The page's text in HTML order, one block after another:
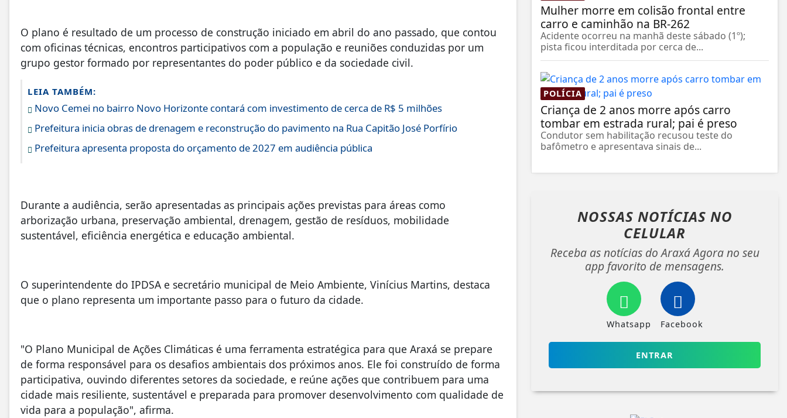
O plano é resultado de um processo de construção iniciado em abril do ano passado, que contou
com oficinas técnicas, encontros participativos com a população e reuniões conduzidas por um
grupo gestor formado por representantes do poder público e da sociedade civil.
LEIA TAMBÉM:
Novo Cemei no bairro Novo Horizonte contará com investimento de cerca de R$ 5 milhões
Prefeitura inicia obras de drenagem e reconstrução do pavimento na Rua Capitão José Porfírio
Prefeitura apresenta proposta do orçamento de 2027 em audiência pública
Durante a audiência, serão apresentadas as principais ações previstas para áreas como
arborização urbana, preservação ambiental, drenagem, gestão de resíduos, mobilidade
sustentável, eficiência energética e educação ambiental.
O superintendente do IPDSA e secretário municipal de Meio Ambiente, Vinícius Martins, destaca
que o plano representa um importante passo para o futuro da cidade.
"O Plano Municipal de Ações Climáticas é uma ferramenta estratégica para que Araxá se prepare
de forma responsável para os desafios ambientais dos próximos anos. Ele foi construído de forma
participativa, ouvindo diferentes setores da sociedade, e reúne ações que contribuem para uma
cidade mais resiliente, sustentável e preparada para promover desenvolvimento com qualidade de
vida para a população", afirma.
Mulher morre em colisão frontal entre
carro e caminhão na BR-262
Acidente ocorreu na manhã deste sábado (1º);
pista ficou interditada por cerca de...
POLÍCIA
Criança de 2 anos morre após carro
tombar em estrada rural; pai é preso
Condutor sem habilitação recusou teste do
bafômetro e apresentava sinais de...
NOSSAS NOTÍCIAS NO
CELULAR
Receba as notícias do Araxá Agora no seu
app favorito de mensagens.
Whatsapp Facebook
ENTRAR